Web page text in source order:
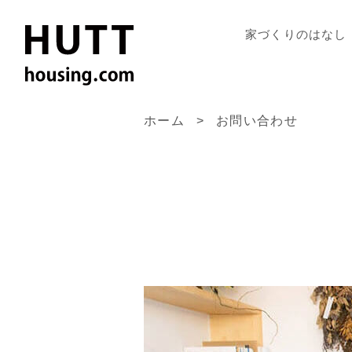
家づくりのはなし
ホーム お問い合わせ